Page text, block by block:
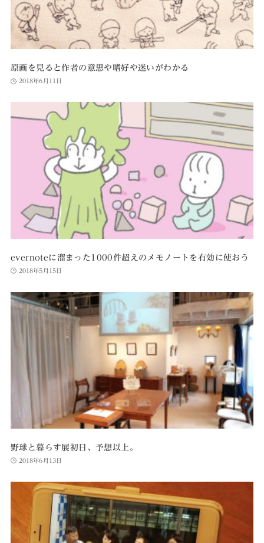
原画を見ると作者の意思や嗜好や迷いがわかる
2018年6月11日
evernoteに溜まった1000件超えのメモノートを有効に使おう
2018年5月15日
野球と暮らす展初日、予想以上。
2018年6月13日